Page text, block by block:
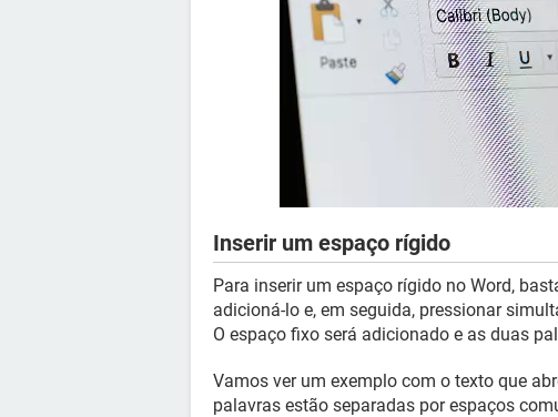
Inserir um espaço rígido
Para inserir um espaço rígido no Word,
adicioná-lo e, em seguida, pressionar
O espaço fixo será adicionado e as duas
Vamos ver um exemplo com o texto que
palavras estão separadas por espaços